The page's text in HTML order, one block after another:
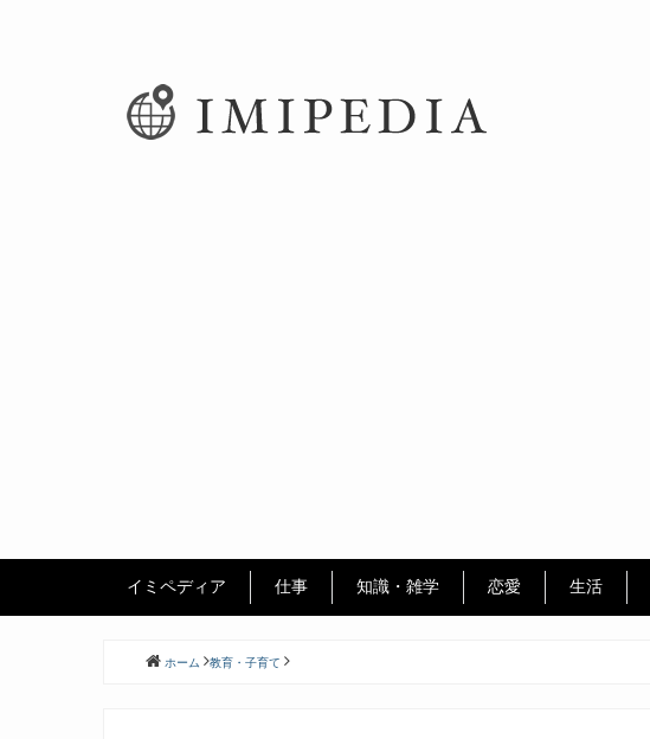
イミペディア 仕事 知識・雑学 恋愛 生活
ホーム 教育・子育て